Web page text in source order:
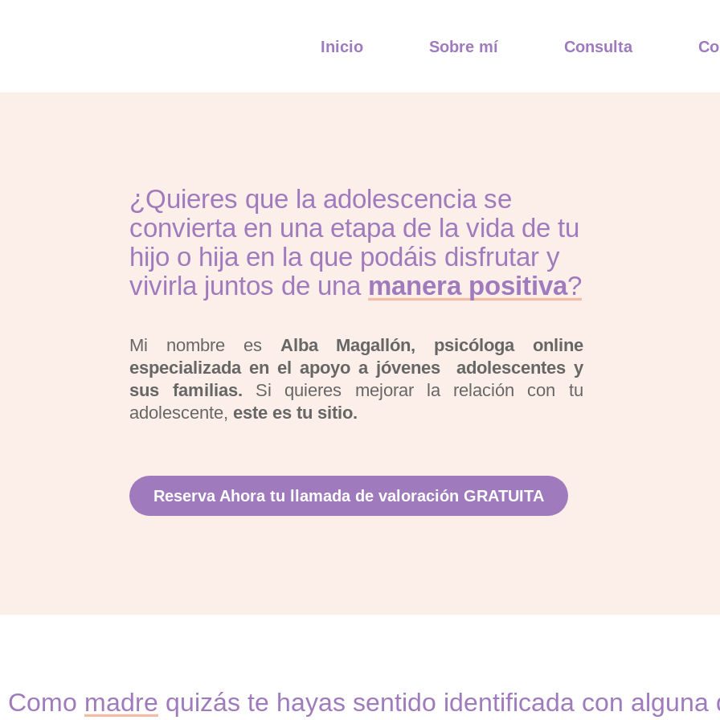
Inicio Sobre mí Consulta
¿Quieres que la adolescencia se
convierta en una etapa de la vida de tu
hijo o hija en la que podáis disfrutar y
vivirla juntos de una manera positiva?
Mi nombre es Alba Magallón, psicóloga online
especializada en el apoyo a jóvenes adolescentes y
sus familias. Si quieres mejorar la relación con tu
adolescente, este es tu sitio.
Reserva Ahora tu llamada de valoración GRATUITA
Como madre quizás te hayas sentido identificada con alguna